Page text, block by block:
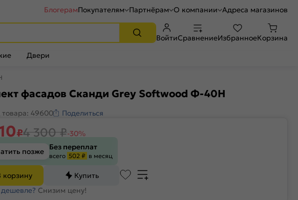
БлогерамПокупателям Партнёрам О компании Адреса магазинов
ВойтиСравнениеИзбранноеКорзина
Двери
фасадов Сканди Grey Softwood Ф-40Н
товара: 49600 Поделиться
₽4 300₽-30%
позже
Без переплат
всего 502 ₽ в месяц
корзину
Купить
Снизим цену!